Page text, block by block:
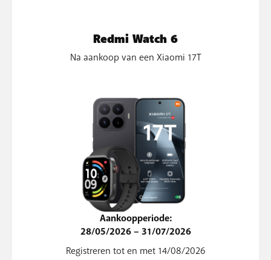
Redmi Watch 6
Na aankoop van een Xiaomi 17T
Aankoopperiode:
28/05/2026 – 31/07/2026
Registreren tot en met 14/08/2026